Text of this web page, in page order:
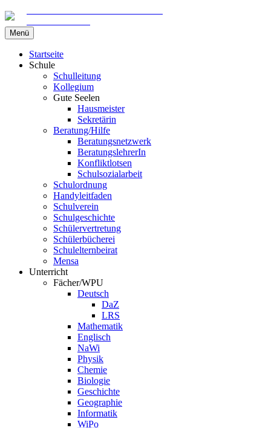
Menü
springen
Startseite
Schule
Schulleitung
Kollegium
Gute Seelen
Hausmeister
Sekretärin
Beratung/Hilfe
Beratungsnetzwerk
BeratungslehrerIn
Konfliktlotsen
Schulsozialarbeit
Schulordnung
Handyleitfaden
Schulverein
Schulgeschichte
Schülervertretung
Schülerbücherei
Schulelternbeirat
Mensa
Unterricht
Fächer/WPU
Deutsch
DaZ
LRS
Mathematik
Englisch
NaWi
Physik
Chemie
Biologie
Geschichte
Geographie
Informatik
WiPo